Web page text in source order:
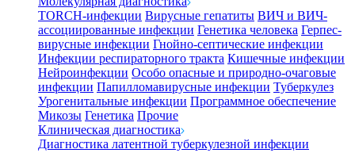
TORCH-инфекции Вирусные гепатиты ВИЧ и ВИЧ-
ассоциированные инфекции Генетика человека Герпес-
вирусные инфекции Гнойно-септические инфекции
Инфекции респираторного тракта Кишечные инфекции
Нейроинфекции Особо опасные и природно-очаговые
инфекции Папилломавирусные инфекции Туберкулез
Урогенитальные инфекции Программное обеспечение
Микозы Генетика Прочие
Клиническая диагностика
Диагностика латентной туберкулезной инфекции